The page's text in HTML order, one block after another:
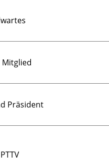
Mitglied
Präsident